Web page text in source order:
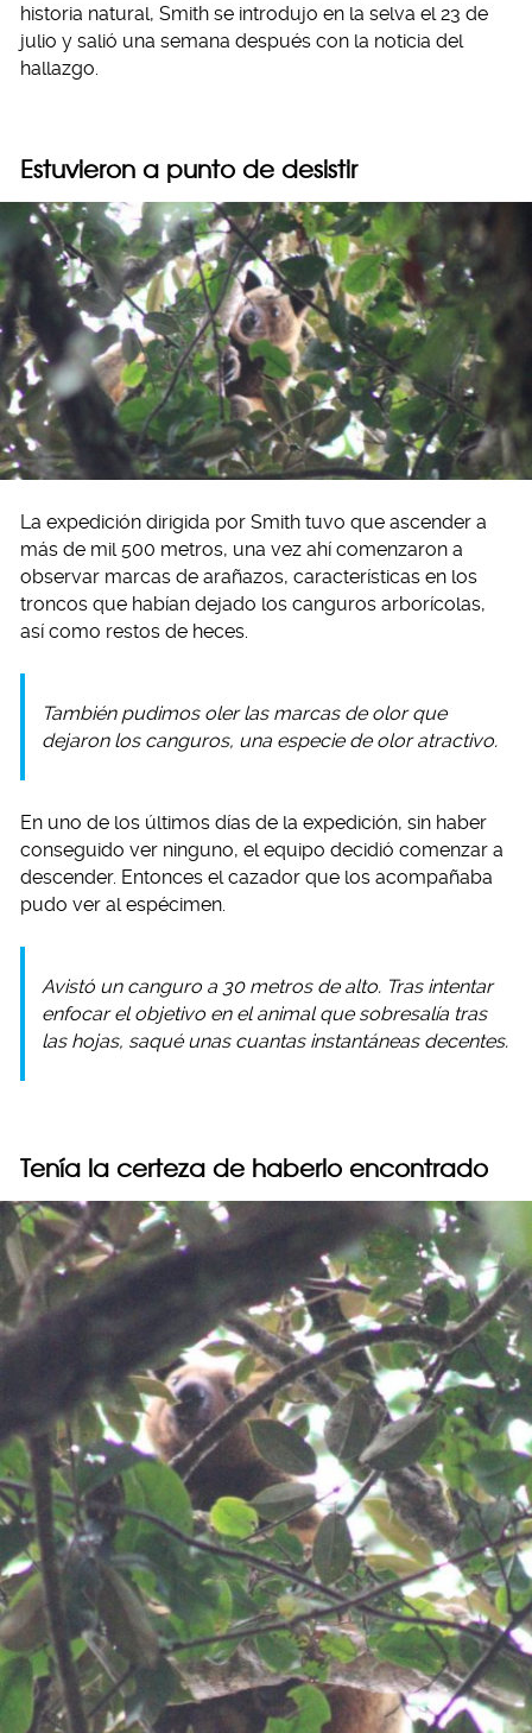
historia natural, Smith se introdujo en la selva el 23 de
julio y salió una semana después con la noticia del
hallazgo.
Estuvieron a punto de desistir
La expedición dirigida por Smith tuvo que ascender a
más de mil 500 metros, una vez ahí comenzaron a
observar marcas de arañazos, características en los
troncos que habían dejado los canguros arborícolas,
así como restos de heces.
También pudimos oler las marcas de olor que
dejaron los canguros, una especie de olor atractivo.
En uno de los últimos días de la expedición, sin haber
conseguido ver ninguno, el equipo decidió comenzar a
descender. Entonces el cazador que los acompañaba
pudo ver al espécimen.
Avistó un canguro a 30 metros de alto. Tras intentar
enfocar el objetivo en el animal que sobresalía tras
las hojas, saqué unas cuantas instantáneas decentes.
Tenía la certeza de haberlo encontrado